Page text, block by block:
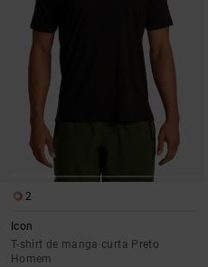
2
Icon
T-shirt de manga curta Preto
Homem